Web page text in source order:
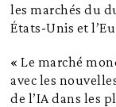
les marchés du
États-Unis et
« Le marché
avec les
de l’IA dans les